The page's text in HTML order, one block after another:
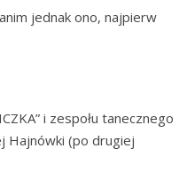
jednak ono, najpierw
i zespołu tanecznego
Hajnówki (po drugiej